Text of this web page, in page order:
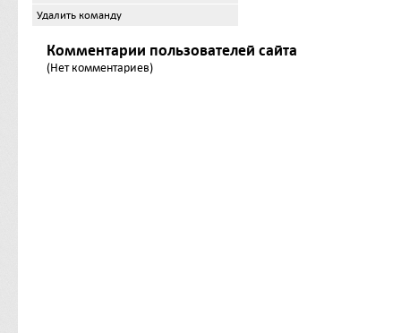
Удалить команду
Комментарии пользователей сайта
(Нет комментариев)